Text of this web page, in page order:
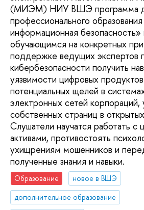
(МИЭМ) НИУ ВШЭ программа
профессионального
информационная безопасность»
обучающимся на конкретных
поддержке ведущих экспертов
кибербезопасности получить
уязвимости цифровых
потенциальных щелей в
электронных сетей корпораций,
собственных страниц в
Слушатели научатся работать с
активами, противостоять
ухищрениям мошенников и
полученные знания и навыки.
Образование
новое в ВШЭ
дополнительное образование